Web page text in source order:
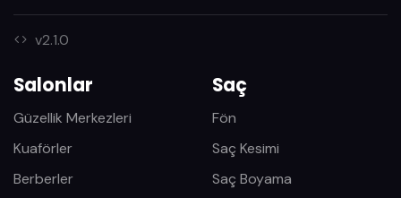
v2.1.0
Salonlar
Güzellik Merkezleri
Kuaförler
Berberler
Saç
Fön
Saç Kesimi
Saç Boyama